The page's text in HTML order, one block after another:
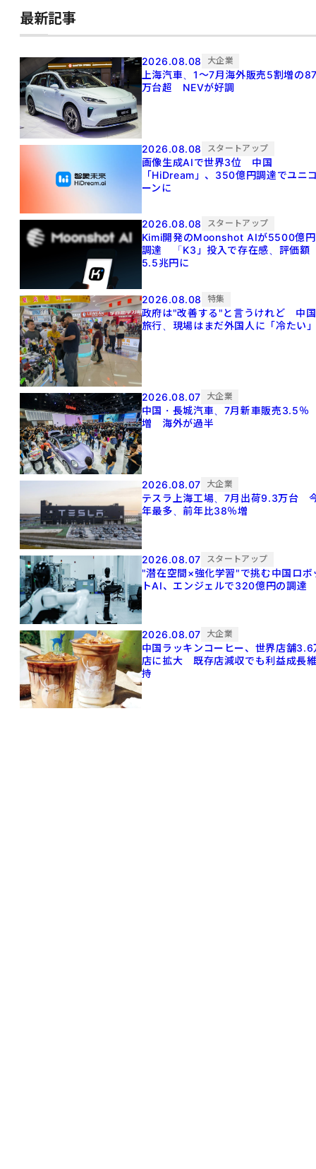
最新記事
2026.08.08 大企業
上海汽車、1～7月海外販売5割増の
万台超 NEVが好調
2026.08.08 スタートアップ
画像生成AIで世界3位 中国
「HiDream」、350億円調達でユニ
ーンに
2026.08.08 スタートアップ
Kimi開発のMoonshot AIが5500億円
調達 「K3」投入で存在感、評価額
5.5兆円に
2026.08.08 特集
政府は"改善する"と言うけれど 中国
旅行、現場はまだ外国人に「冷たい
2026.08.07 大企業
中国・長城汽車、7月新車販売3.5％
増 海外が過半
2026.08.07 大企業
テスラ上海工場、7月出荷9.3万台
年最多、前年比38％増
2026.08.07 スタートアップ
"潜在空間×強化学習"で挑む中国ロボ
トAI、エンジェルで320億円の調達
2026.08.07 大企業
中国ラッキンコーヒー、世界店舗3.6
店に拡大 既存店減収でも利益成長
持